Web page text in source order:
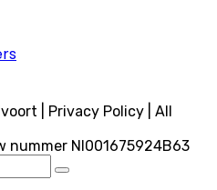
| Privacy Policy | All
nummer Nl001675924B63